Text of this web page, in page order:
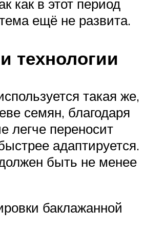
как в этот период
ещё не развита.
технологии
такая же,
семян, благодаря
легче переносит
адаптируется.
быть не менее
баклажанной